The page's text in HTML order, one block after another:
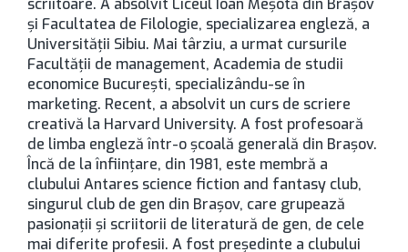
scriitoare. A absolvit Liceul Ioan Meșotă din Brașov
și Facultatea de Filologie, specializarea engleză, a
Universității Sibiu. Mai târziu, a urmat cursurile
Facultății de management, Academia de studii
economice București, specializându-se în
marketing. Recent, a absolvit un curs de scriere
creativă la Harvard University. A fost profesoară
de limba engleză într-o școală generală din Brașov.
Încă de la înființare, din 1981, este membră a
clubului Antares science fiction and fantasy club,
singurul club de gen din Brașov, care grupează
pasionații și scriitorii de literatură de gen, de cele
mai diferite profesii. A fost președinte a clubului